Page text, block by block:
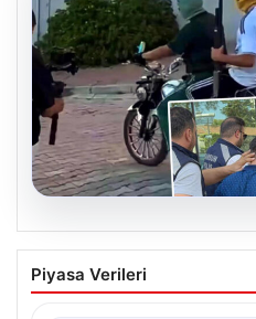
Rapçi Keskin’in
Nedeniyle Gözaltına
Piyasa Verileri